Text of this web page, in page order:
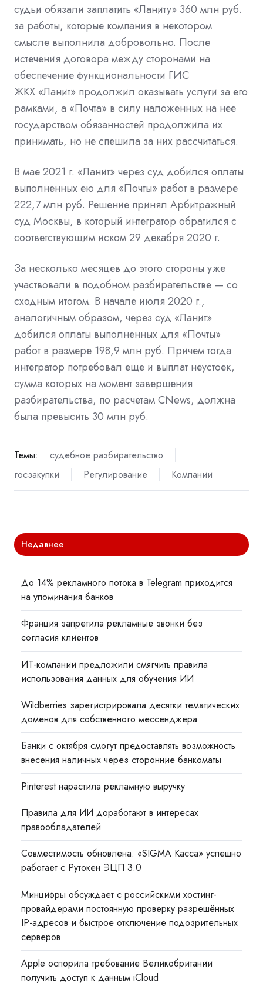
судьи обязали заплатить «Ланиту» 360 млн руб.
за работы, которые компания в некотором
смысле выполнила добровольно. После
истечения договора между сторонами на
обеспечение функциональности ГИС
ЖКХ «Ланит» продолжил оказывать услуги за его
рамками, а «Почта» в силу наложенных на нее
государством обязанностей продолжила их
принимать, но не спешила за них рассчитаться.
В мае 2021 г. «Ланит» через суд добился оплаты
выполненных ею для «Почты» работ в размере
222,7 млн руб. Решение принял Арбитражный
суд Москвы, в который интегратор обратился с
соответствующим иском 29 декабря 2020 г.
За несколько месяцев до этого стороны уже
участвовали в подобном разбирательстве — со
сходным итогом. В начале июля 2020 г.,
аналогичным образом, через суд «Ланит»
добился оплаты выполненных для «Почты»
работ в размере 198,9 млн руб. Причем тогда
интегратор потребовал еще и выплат неустоек,
сумма которых на момент завершения
разбирательства, по расчетам CNews, должна
была превысить 30 млн руб.
Темы:
судебное разбирательство
госзакупки
Регулирование Компании
Недавнее
До 14% рекламного потока в Telegram приходится
на упоминания банков
Франция запретила рекламные звонки без
согласия клиентов
ИТ-компании предложили смягчить правила
использования данных для обучения ИИ
Wildberries зарегистрировала десятки тематических
доменов для собственного мессенджера
Банки с октября смогут предоставлять возможность
внесения наличных через сторонние банкоматы
Pinterest нарастила рекламную выручку
Правила для ИИ доработают в интересах
правообладателей
Совместимость обновлена: «SIGMA Касса» успешно
работает с Рутокен ЭЦП 3.0
Минцифры обсуждает с российскими хостинг-
провайдерами постоянную проверку разрешённых
IP-адресов и быстрое отключение подозрительных
серверов
Apple оспорила требование Великобритании
получить доступ к данным iCloud